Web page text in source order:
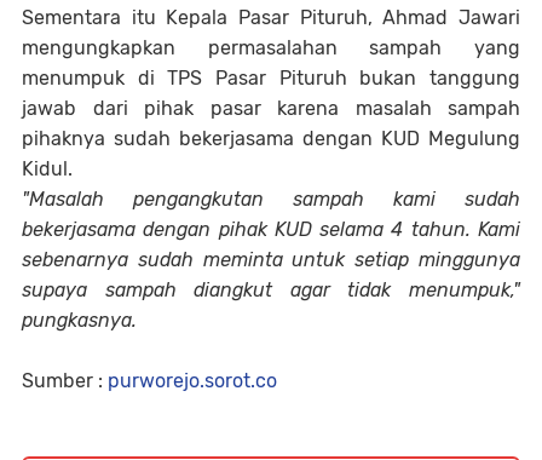
Sementara itu Kepala Pasar Pituruh, Ahmad Jawari
mengungkapkan permasalahan sampah yang
menumpuk di TPS Pasar Pituruh bukan tanggung
jawab dari pihak pasar karena masalah sampah
pihaknya sudah bekerjasama dengan KUD Megulung
Kidul.
"Masalah pengangkutan sampah kami sudah
bekerjasama dengan pihak KUD selama 4 tahun. Kami
sebenarnya sudah meminta untuk setiap minggunya
supaya sampah diangkut agar tidak menumpuk,"
pungkasnya.
Sumber : purworejo.sorot.co